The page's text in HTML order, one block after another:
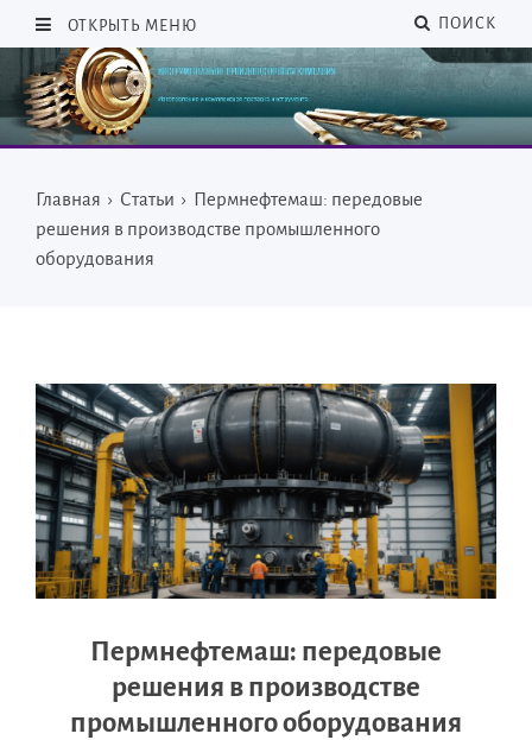
ОТКРЫТЬ МЕНЮ ПОИСК
Главная › Статьи › Пермнефтемаш: передовые
решения в производстве промышленного
оборудования
Пермнефтемаш: передовые
решения в производстве
промышленного оборудования